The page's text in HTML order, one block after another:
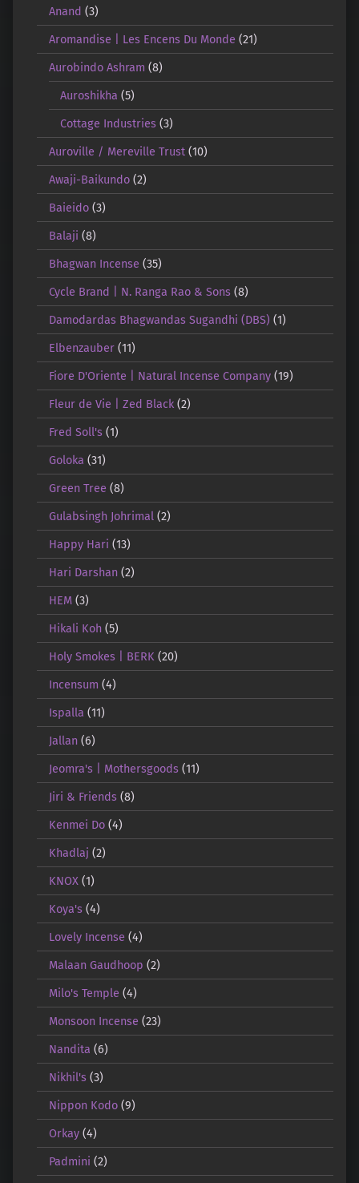
Anand (3)
Aromandise | Les Encens Du Monde (21)
Aurobindo Ashram (8)
Auroshikha (5)
Cottage Industries (3)
Auroville / Mereville Trust(10)
Awaji-Baikundo(2)
Baieido(3)
Balaji (8)
Bhagwan Incense (35)
Cycle Brand | N. Ranga Rao & Sons(8)
Damodardas Bhagwandas Sugandhi (DBS) (1)
Elbenzauber(11)
Fiore D'Oriente | Natural Incense Company(19)
Fleur de Vie | Zed Black(2)
Fred Soll's(1)
Goloka (31)
Green Tree (8)
Gulabsingh Johrimal (2)
Happy Hari (13)
Hari Darshan(2)
HEM(3)
Hikali Koh(5)
Holy Smokes | BERK (20)
Incensum (4)
Ispalla (11)
Jallan(6)
Jeomra's | Mothersgoods(11)
Jiri & Friends(8)
Kenmei Do(4)
Khadlaj (2)
KNOX (1)
Koya's(4)
Lovely Incense (4)
Malaan Gaudhoop (2)
Milo's Temple (4)
Monsoon Incense (23)
Nandita (6)
Nikhil's(3)
Nippon Kodo(9)
Orkay(4)
Padmini (2)